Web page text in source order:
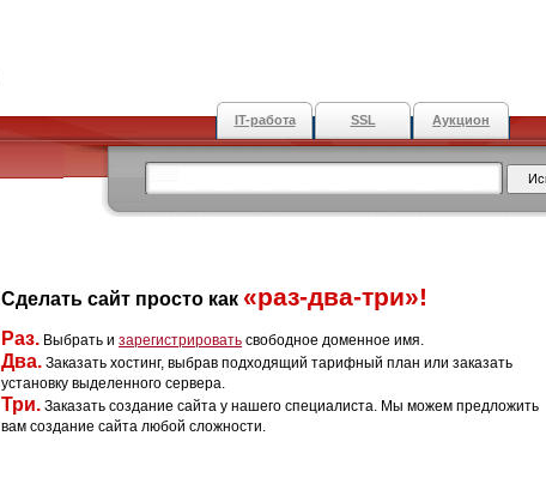
IT-работа SSL Аукцион
Сделать сайт просто как «раз-два-три»!
Раз. Выбрать и зарегистрировать свободное доменное имя.
Два. Заказать хостинг, выбрав подходящий тарифный план или заказать
установку выделенного сервера.
Три. Заказать создание сайта у нашего специалиста. Мы можем предложить
вам создание сайта любой сложности.